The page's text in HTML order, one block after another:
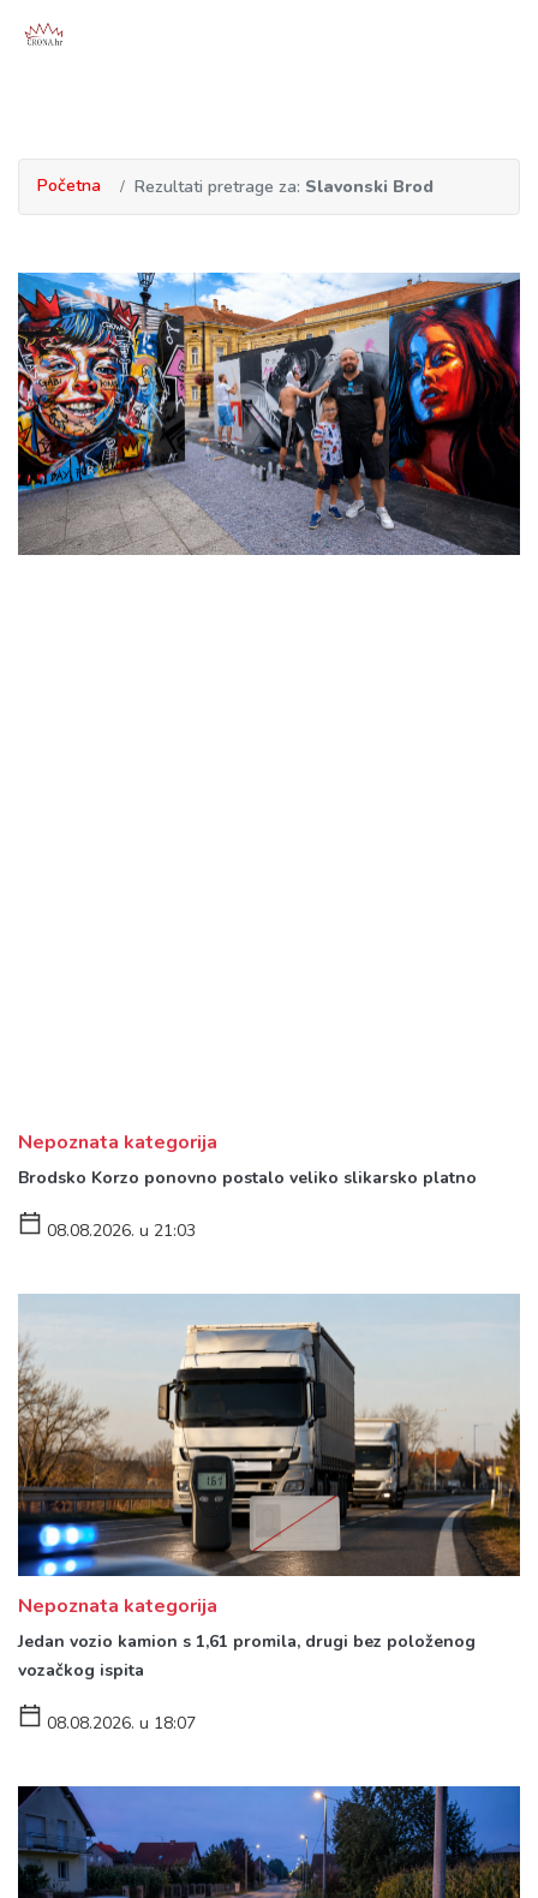
Početna Rezultati pretrage za: Slavonski Brod
Nepoznata kategorija
Brodsko Korzo ponovno postalo veliko slikarsko platno
08.08.2026. u 21:03
Nepoznata kategorija
Jedan vozio kamion s 1,61 promila, drugi bez položenog
vozačkog ispita
08.08.2026. u 18:07